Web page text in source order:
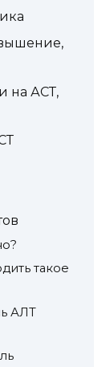
на АСТ,
такое
АЛТ